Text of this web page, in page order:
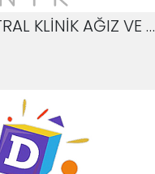
DİŞ POLİKLİNİĞİ / SANTRAL KLİNİK AĞIZ VE DİŞ SAĞLIĞI POLİKLİNİĞİ